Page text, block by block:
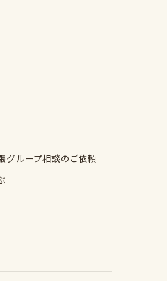
グループ相談のご依頼